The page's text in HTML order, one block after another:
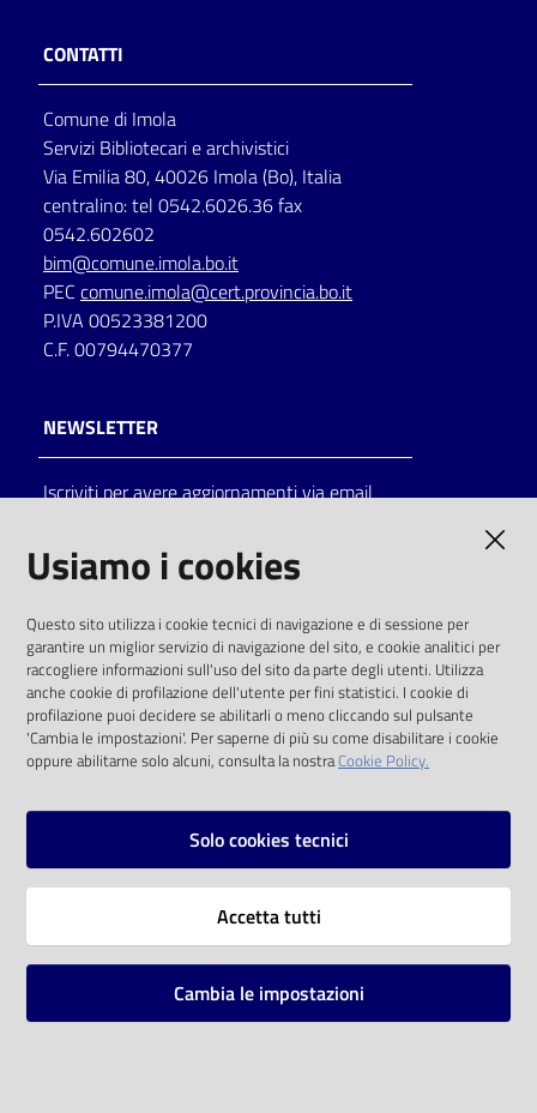
CONTATTI
Comune di Imola
Servizi Bibliotecari e archivistici
Via Emilia 80, 40026 Imola (Bo), Italia
centralino: tel 0542.6026.36 fax
0542.602602
bim@comune.imola.bo.it
PEC comune.imola@cert.provincia.bo.it
P.IVA 00523381200
C.F. 00794470377
NEWSLETTER
Iscriviti per avere aggiornamenti via email
solo alle condizioni previste dalla direttiva
comunitaria 2003/98/CE e dal d.lgs. 36/2006
SOCIAL
Instagram
Vai alla pagina
Mappa del sito
Usiamo i cookies
Questo sito utilizza i cookie tecnici di navigazione e di sessione per
garantire un miglior servizio di navigazione del sito, e cookie analitici per
raccogliere informazioni sull'uso del sito da parte degli utenti. Utilizza
anche cookie di profilazione dell'utente per fini statistici. I cookie di
profilazione puoi decidere se abilitarli o meno cliccando sul pulsante
'Cambia le impostazioni'. Per saperne di più su come disabilitare i cookie
oppure abilitarne solo alcuni, consulta la nostraCookie Policy.
Solo cookies tecnici
Accetta tutti
Cambia le impostazioni